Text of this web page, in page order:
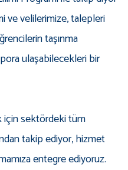
ve velilerimize, talepleri
taşınma
ulaşabilecekleri bir
için sektördeki tüm
takip ediyor, hizmet
entegre ediyoruz.